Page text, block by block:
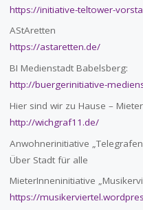
https://initiative-teltower-
AStAretten
https://astaretten.de/
BI Medienstadt Babelsberg:
http://buergerinitiative-
Hier sind wir zu Hause –
http://wichgraf11.de/
Anwohnerinitiative
Über Stadt für alle
MieterInneninitiative
https://